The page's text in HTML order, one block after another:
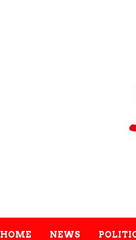
HOME NEWS